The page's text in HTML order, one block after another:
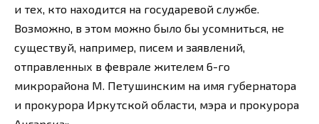
и тех, кто находится на государевой службе.
Возможно, в этом можно было бы усомниться, не
существуй, например, писем и заявлений,
отправленных в феврале жителем 6-го
микрорайона М. Петушинским на имя губернатора
и прокурора Иркутской области, мэра и прокурора